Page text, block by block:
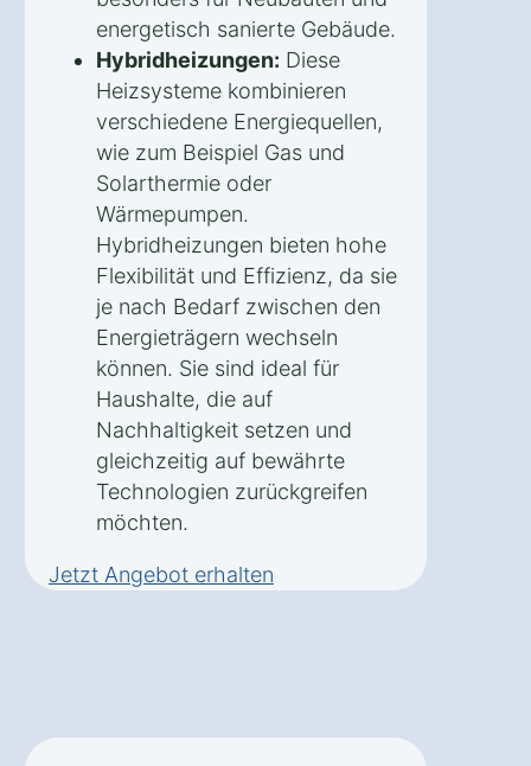
energetisch sanierte Gebäude.
Hybridheizungen: Diese
Heizsysteme kombinieren
verschiedene Energiequellen,
wie zum Beispiel Gas und
Solarthermie oder
Wärmepumpen.
Hybridheizungen bieten hohe
Flexibilität und Effizienz, da sie
je nach Bedarf zwischen den
Energieträgern wechseln
können. Sie sind ideal für
Haushalte, die auf
Nachhaltigkeit setzen und
gleichzeitig auf bewährte
Technologien zurückgreifen
möchten.
Jetzt Angebot erhalten